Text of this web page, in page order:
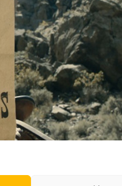
de Joel e Ethan